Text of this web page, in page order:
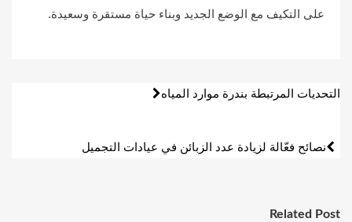
على التكيف مع الوضع الجديد وبناء حياة مستقرة وسعيدة.
تصفّح
التحديات المرتبطة بندرة موارد المياه
نصائح فعّالة لزيادة عدد الزبائن في عيادات التجميل
Related Post